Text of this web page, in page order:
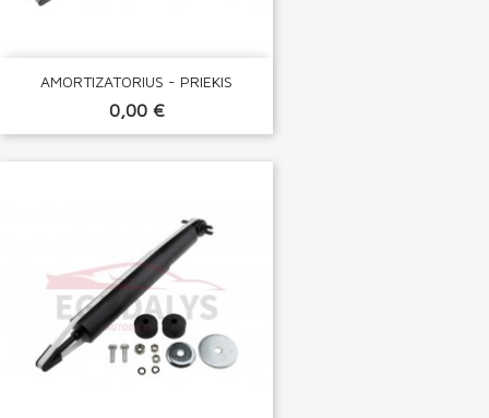
AMORTIZATORIUS - PRIEKIS
0,00 €